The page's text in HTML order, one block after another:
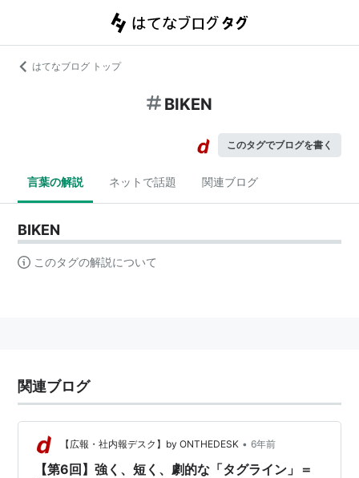
はてなブログ トップ
BIKEN
このタグでブログを書く
言葉の解説 ネットで話題 関連ブログ
BIKEN
このタグの解説について
関連ブログ
【広報・社内報デスク】by ONTHEDESK • 6年前
【第6回】強く、短く、劇的な「タグライン」＝